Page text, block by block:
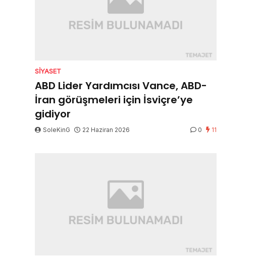
SIYASET
ABD Lider Yardımcısı Vance, ABD-
İran görüşmeleri için İsviçre’ye
gidiyor
SoleKinG 22 Haziran 2026 0 11